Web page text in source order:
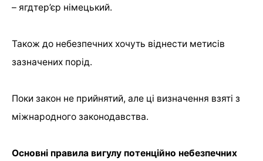
– ягдтер’єр німецький.
Також до небезпечних хочуть віднести метисів
зазначених порід.
Поки закон не прийнятий, але ці визначення взяті з
міжнародного законодавства.
Основні правила вигулу потенційно небезпечних